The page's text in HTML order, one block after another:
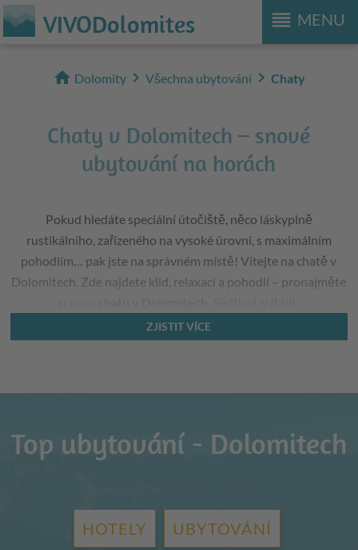
reorder MENU
VIVODolomites
home Dolomity chevron_right Všechna ubytování chevron_right Chaty
Chaty v Dolomitech – snové
ubytování na horách
Pokud hledáte speciální útočiště, něco láskyplně
rustikálního, zařízeného na vysoké úrovni, s maximálním
pohodlím… pak jste na správném místě! Vítejte na chatě v
Dolomitech. Zde najdete klid, relaxaci a pohodlí – pronajměte
ZJISTIT VÍCE
Top ubytování - Dolomitech
HOTELY UBYTOVÁNÍ